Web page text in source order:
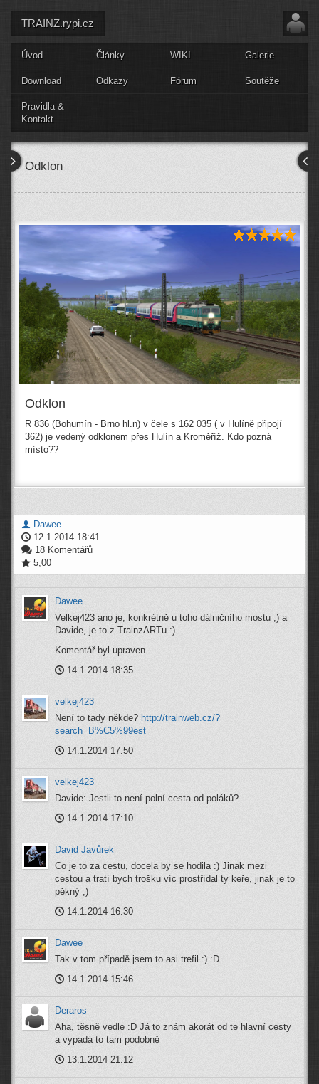
TRAINZ.rypi.cz
Úvod Články WIKI Galerie
Download Odkazy Fórum Soutěže
Pravidla &
Kontakt
Odklon
Odklon
R 836 (Bohumín - Brno hl.n) v čele s 162 035 ( v Hulíně připojí
362) je vedený odklonem přes Hulín a Kroměříž. Kdo pozná
místo??
Dawee
12.1.2014 18:41
18 Komentářů
5,00
Dawee
Velkej423 ano je, konkrétně u toho dálničního mostu ;) a
Davide, je to z TrainzARTu :)
Komentář byl upraven
14.1.2014 18:35
velkej423
Není to tady někde? http://trainweb.cz/?
search=B%C5%99est
14.1.2014 17:50
velkej423
Davide: Jestli to není polní cesta od poláků?
14.1.2014 17:10
David Javůrek
Co je to za cestu, docela by se hodila :) Jinak mezi
cestou a tratí bych trošku víc prostřídal ty keře, jinak je to
pěkný ;)
14.1.2014 16:30
Dawee
Tak v tom případě jsem to asi trefil :) :D
14.1.2014 15:46
Deraros
Aha, těsně vedle :D Já to znám akorát od te hlavní cesty
a vypadá to tam podobně
13.1.2014 21:12